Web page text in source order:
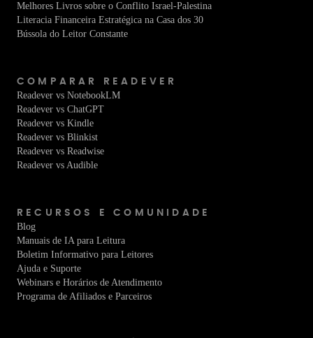
Melhores Livros sobre o Conflito Israel-Palestina
Literacia Financeira Estratégica na Casa dos 30
Bússola do Leitor Constante
COMPARAR READEVER
Readever vs NotebookLM
Readever vs ChatGPT
Readever vs Kindle
Readever vs Blinkist
Readever vs Readwise
Readever vs Audible
RECURSOS E COMUNIDADE
Blog
Manuais de IA para Leitura
Boletim Informativo para Leitores
Ajuda e Suporte
Webinars e Horários de Atendimento
Programa de Afiliados e Parceiros